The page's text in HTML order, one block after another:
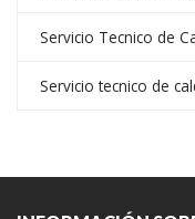
Servicio Tecnico de
Servicio tecnico de